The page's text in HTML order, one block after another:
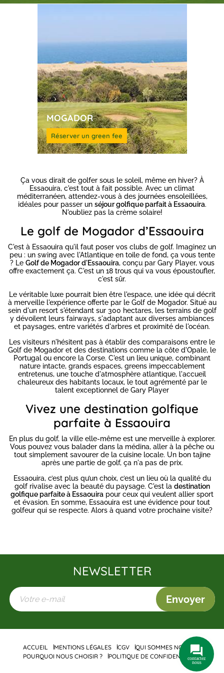
MOGADOR
Réserver un green fee
Ça vous dirait de golfer sous le soleil, même en hiver? À
Essaouira, c'est tout à fait possible. Avec un climat
méditerranéen, attendez-vous à des journées ensoleillées,
idéales pour passer un séjour golfique parfait à Essaouira.
N'oubliez pas la crème solaire!
Le golf de Mogador d’Essaouira
C'est à Essaouira qu'il faut poser vos clubs de golf. Imaginez un
peu : un swing avec l'Atlantique en toile de fond, ça vous tente
? Le Golf de Mogador d'Essaouira, conçu par Gary Player, vous
offre exactement ça. C'est un 18 trous qui va vous époustoufler,
c'est sûr.
Le véritable luxe pourrait bien être l'espace, une idée qui décrit
à merveille l'expérience offerte par le Golf de Mogador. Situé au
sein d'un resort s'étendant sur 300 hectares, les terrains de golf
y dévoilent leurs fairways, s'adaptant aux diverses ambiances
et paysages, entre variétés d'arbres et proximité de l'océan.
Les visiteurs n'hésitent pas à établir des comparaisons entre le
Golf de Mogador et des destinations comme la côte d'Opale, le
Portugal ou encore la Corse. C'est un lieu unique, combinant
nature intacte, grands espaces, greens impeccablement
entretenus, une touche d'atmosphère atlantique, l'accueil
chaleureux des habitants locaux, le tout agrémenté par le
talent exceptionnel de Gary Player
Vivez une destination golfique
parfaite à Essaouira
En plus du golf, la ville elle-même est une merveille à explorer.
Vous pouvez vous balader dans la médina, aller à la pêche ou
tout simplement savourer de la cuisine locale. Un bon tajine
après une partie de golf, ça n'a pas de prix.
Essaouira, c’est plus qu’un choix, c’est un lieu où la qualité du
golf rivalise avec la beauté du paysage. C'est la destination
golfique parfaite à Essaouira pour ceux qui veulent allier sport
et évasion. En somme, Essaouira est une évidence pour tout
golfeur qui se respecte. Alors à quand votre prochaine visite?
contactez
nous
NEWSLETTER
Envoyer
ACCUEIL MENTIONS LÉGALES CGV
QUI SOMMES NOUS ?
POURQUOI NOUS CHOISIR ?
POLITIQUE DE CONFIDENTIALITÉ